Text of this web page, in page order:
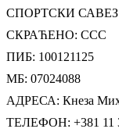
СПОРТСКИ САВЕЗ
СКРАЋЕНО: ССС
ПИБ: 100121125
МБ: 07024088
АДРЕСА: Кнеза
ТЕЛЕФОН: +381 11